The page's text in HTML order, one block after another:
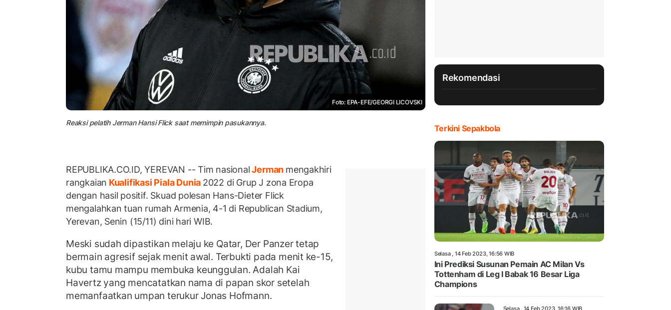
Foto: EPA-EFE/GEORGI LICOVSKI
Reaksi pelatih Jerman Hansi Flick saat memimpin pasukannya.
REPUBLIKA.CO.ID, YEREVAN -- Tim nasionalJerman mengakhiri
rangkaian Kualifikasi Piala Dunia 2022 di Grup J zona Eropa
dengan hasil positif. Skuad polesan Hans-Dieter Flick
mengalahkan tuan rumah Armenia, 4-1 di Republican Stadium,
Yerevan, Senin (15/11) dini hari WIB.
Meski sudah dipastikan melaju ke Qatar, Der Panzer tetap
bermain agresif sejak menit awal. Terbukti pada menit ke-15,
kubu tamu mampu membuka keunggulan. Adalah Kai
Havertz yang mencatatkan nama di papan skor setelah
memanfaatkan umpan terukur Jonas Hofmann.
Rekomendasi
Terkini Sepakbola
Selasa , 14 Feb 2023, 16:56 WIB
Ini Prediksi Susunan Pemain AC Milan Vs
Tottenham di Leg I Babak 16 Besar Liga
Champions
Selasa , 14 Feb 2023, 16:16 WIB